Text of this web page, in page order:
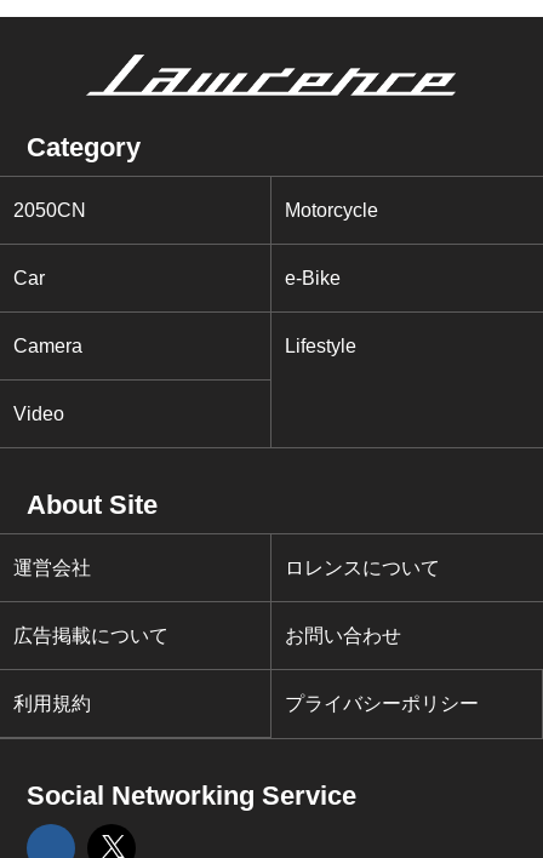
Category
2050CN Motorcycle
Car e-Bike
Camera Lifestyle
Video
About Site
運営会社 ロレンスについて
広告掲載について お問い合わせ
利用規約 プライバシーポリシー
Social Networking Service